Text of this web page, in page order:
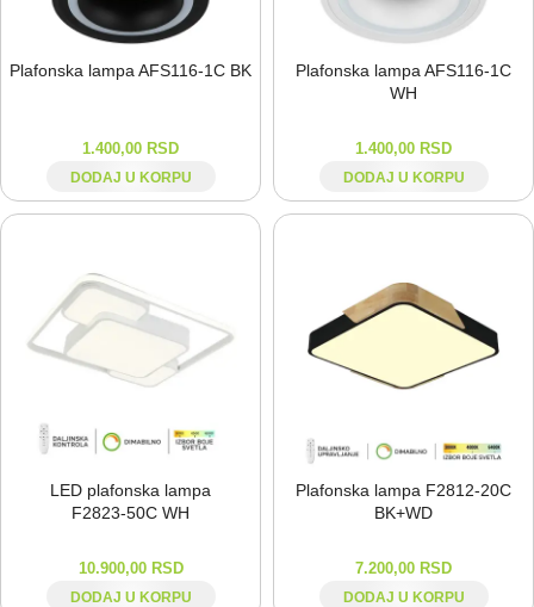
Plafonska lampa AFS116-⁠1C BK
1.400,00 RSD
DODAJ U KORPU
Plafonska lampa AFS116-⁠1C
WH
1.400,00 RSD
DODAJ U KORPU
LED plafonska lampa
F2823-⁠50C WH
10.900,00 RSD
DODAJ U KORPU
Plafonska lampa F2812-⁠20C
BK+WD
7.200,00 RSD
DODAJ U KORPU